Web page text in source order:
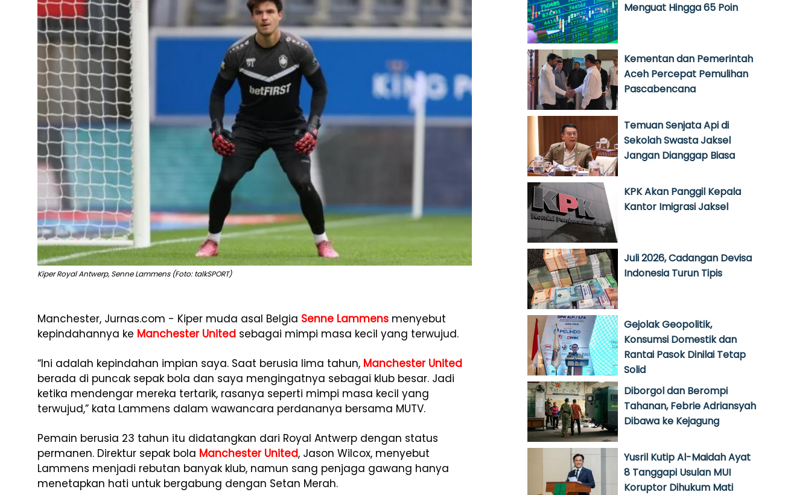
Kiper Royal Antwerp, Senne Lammens (Foto: talkSPORT)
Manchester, Jurnas.com - Kiper muda asal Belgia Senne Lammens menyebut
kepindahannya ke Manchester United sebagai mimpi masa kecil yang terwujud.
“Ini adalah kepindahan impian saya. Saat berusia lima tahun, Manchester United
berada di puncak sepak bola dan saya mengingatnya sebagai klub besar. Jadi
ketika mendengar mereka tertarik, rasanya seperti mimpi masa kecil yang
terwujud,” kata Lammens dalam wawancara perdananya bersama MUTV.
Pemain berusia 23 tahun itu didatangkan dari Royal Antwerp dengan status
permanen. Direktur sepak bola Manchester United, Jason Wilcox, menyebut
Lammens menjadi rebutan banyak klub, namun sang penjaga gawang hanya
menetapkan hati untuk bergabung dengan Setan Merah.
Menguat Hingga 65 Poin
Kementan dan Pemerintah
Aceh Percepat Pemulihan
Pascabencana
Temuan Senjata Api di
Sekolah Swasta Jaksel
Jangan Dianggap Biasa
KPK Akan Panggil Kepala
Kantor Imigrasi Jaksel
Juli 2026, Cadangan Devisa
Indonesia Turun Tipis
Gejolak Geopolitik,
Konsumsi Domestik dan
Rantai Pasok Dinilai Tetap
Solid
Diborgol dan Berompi
Tahanan, Febrie Adriansyah
Dibawa ke Kejagung
Yusril Kutip Al-Maidah Ayat
8 Tanggapi Usulan MUI
Koruptor Dihukum Mati